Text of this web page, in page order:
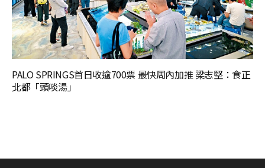
PALO SPRINGS首日收逾700票 最快周內加推 梁志堅：食正
北都「頭啖湯」